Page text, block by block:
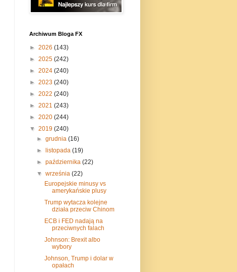
Archiwum Bloga FX
► 2026 (143)
► 2025 (242)
► 2024 (240)
► 2023 (240)
► 2022 (240)
► 2021 (243)
► 2020 (244)
▼ 2019 (240)
►grudnia(16)
►listopada(19)
►października(22)
▼września(22)
Europejskie minusy vs
amerykańskie plusy
Trump wytacza kolejne
działa przeciw Chinom
ECB i FED nadają na
przeciwnych falach
Johnson: Brexit albo
wybory
Johnson, Trump i dolar w
opałach